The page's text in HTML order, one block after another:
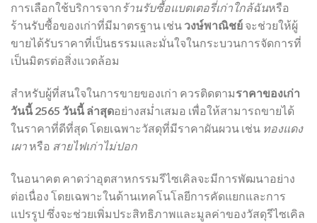
การเลือกใช้บริการจากร้านรับซื้อแบตเตอรี่เก่าใกล้ฉันหรือ
ร้านรับซื้อของเก่าที่มีมาตรฐาน เช่น วงษ์พาณิชย์ จะช่วยให้ผู้
ขายได้รับราคาที่เป็นธรรมและมั่นใจในกระบวนการจัดการที่
เป็นมิตรต่อสิ่งแวดล้อม
สำหรับผู้ที่สนใจในการขายของเก่า ควรติดตามราคาของเก่า
วันนี้ 2565 วันนี้ ล่าสุดอย่างสม่ำเสมอ เพื่อให้สามารถขายได้
ในราคาที่ดีที่สุด โดยเฉพาะวัสดุที่มีราคาผันผวน เช่น ทองแดง
เผา หรือ สายไฟเก่าไม่ปอก
ในอนาคต คาดว่าอุตสาหกรรมรีไซเคิลจะมีการพัฒนาอย่าง
ต่อเนื่อง โดยเฉพาะในด้านเทคโนโลยีการคัดแยกและการ
แปรรูป ซึ่งจะช่วยเพิ่มประสิทธิภาพและมูลค่าของวัสดุรีไซเคิล